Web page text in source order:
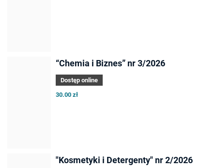
“Chemia i Biznes” nr 3/2026
Dostęp online
30.00 zł
"Kosmetyki i Detergenty" nr 2/2026